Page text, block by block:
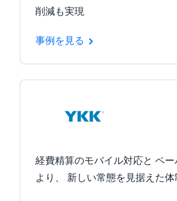
削減も実現
事例を見る
経費精算のモバイル対応と ペ
より、 新しい常態を見据えた